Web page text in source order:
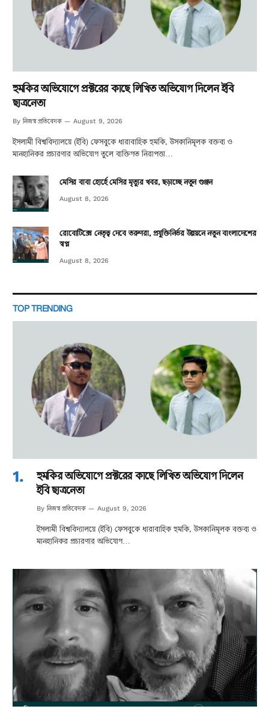
হুমকির অভিযোগে প্রক্টরের কাছে লিখিত অভিযোগ দিলেন ইবি
ছাত্রনেতা
By নিজস্ব প্রতিবেদক August 9, 2026
ইসলামী বিশ্ববিদ্যালয়ে (ইবি) ফেসবুকে ধারাবাহিক হুমকি, উসকানিমূলক বক্তব্য ও
মানহানিকর প্রচারণার অভিযোগ তুলে ব্যক্তিগত নিরাপত্তা…
মেসির বাবা হোর্হে মেসির মৃত্যুর খবর, ছড়াচ্ছে নতুন গুঞ্জন
August 8, 2026
রোবোটিক্সে নেতৃত্ব দেবে তরুণরা, প্রযুক্তিনির্ভর উন্নয়নে নতুন বাংলাদেশের
স্বপ্ন
August 8, 2026
TOP TRENDING
হুমকির অভিযোগে প্রক্টরের কাছে লিখিত অভিযোগ দিলেন
ইবি ছাত্রনেতা
By নিজস্ব প্রতিবেদক August 9, 2026
ইসলামী বিশ্ববিদ্যালয়ে (ইবি) ফেসবুকে ধারাবাহিক হুমকি, উসকানিমূলক বক্তব্য ও
মানহানিকর প্রচারণার অভিযোগ…